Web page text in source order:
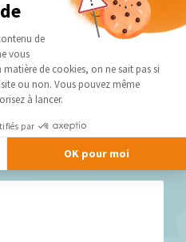
: quel budget
à une habitation existante
du
de
vous
de cookies, on ne sait pas si
ou non. Vous pouvez même
à lancer.
par
OK pour moi